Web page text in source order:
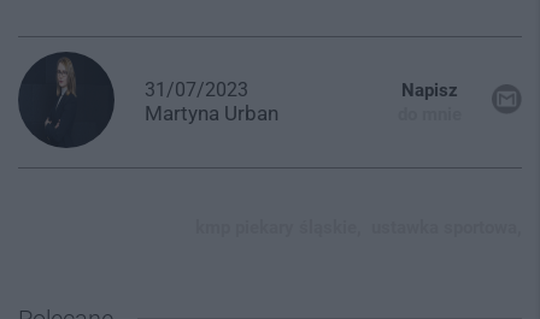
31/07/2023
Martyna Urban
Napisz